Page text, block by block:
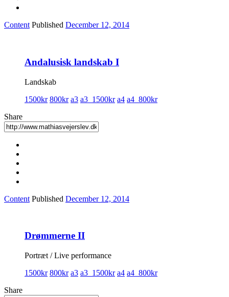
Content Published December 12, 2014
Andalusisk landskab I
Landskab
1500kr 800kr a3 a3_1500kr a4 a4_800kr
Share
Content Published December 12, 2014
Drømmerne II
Portræt / Live performance
1500kr 800kr a3 a3_1500kr a4 a4_800kr
Share